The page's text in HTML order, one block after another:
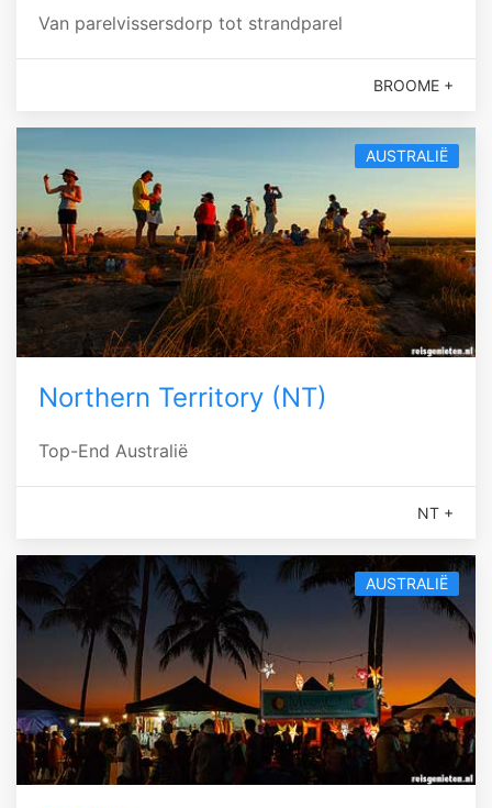
Van parelvissersdorp tot strandparel
BROOME +
AUSTRALIË
Northern Territory (NT)
Top-End Australië
NT +
AUSTRALIË